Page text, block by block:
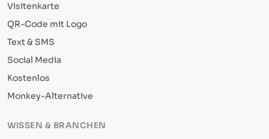
Visitenkarte
QR-Code mit Logo
Text & SMS
Social Media
Kostenlos
Monkey-Alternative
WISSEN & BRANCHEN